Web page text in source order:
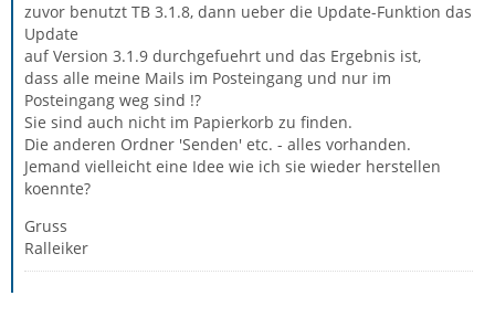
zuvor benutzt TB 3.1.8, dann ueber die Update-Funktion das
Update
auf Version 3.1.9 durchgefuehrt und das Ergebnis ist,
dass alle meine Mails im Posteingang und nur im
Posteingang weg sind !?
Sie sind auch nicht im Papierkorb zu finden.
Die anderen Ordner 'Senden' etc. - alles vorhanden.
Jemand vielleicht eine Idee wie ich sie wieder herstellen
koennte?
Gruss
Ralleiker